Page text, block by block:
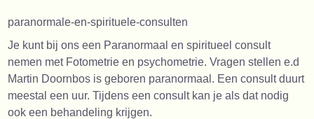
paranormale-en-spirituele-consulten
Je kunt bij ons een Paranormaal en spiritueel consult
nemen met Fotometrie en psychometrie. Vragen stellen e.d
Martin Doornbos is geboren paranormaal. Een consult duurt
meestal een uur. Tijdens een consult kan je als dat nodig
ook een behandeling krijgen.